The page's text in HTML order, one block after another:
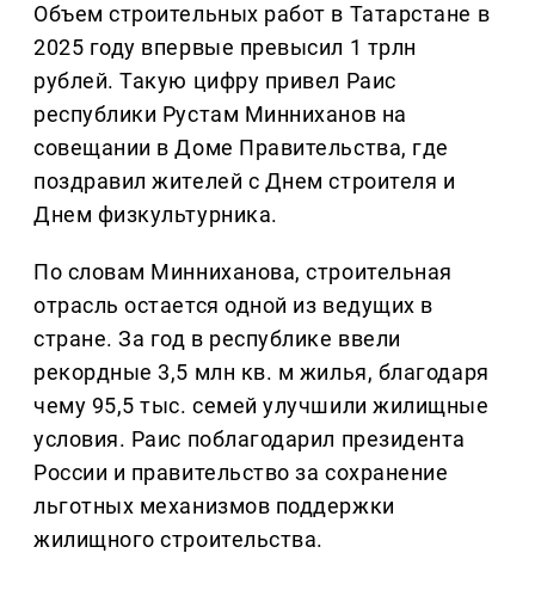
Объем строительных работ в Татарстане в
2025 году впервые превысил 1 трлн
рублей. Такую цифру привел Раис
республики Рустам Минниханов на
совещании в Доме Правительства, где
поздравил жителей с Днем строителя и
Днем физкультурника.
По словам Минниханова, строительная
отрасль остается одной из ведущих в
стране. За год в республике ввели
рекордные 3,5 млн кв. м жилья, благодаря
чему 95,5 тыс. семей улучшили жилищные
условия. Раис поблагодарил президента
России и правительство за сохранение
льготных механизмов поддержки
жилищного строительства.